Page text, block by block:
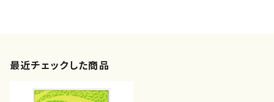
最近チェックした商品